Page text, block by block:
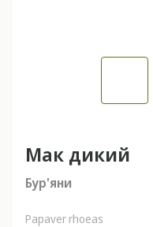
Мак дикий
Бур'яни
Papaver rhoeas